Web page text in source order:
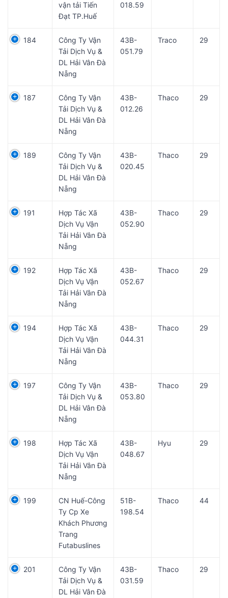
vận tải Tiến
Đạt TP.Huế
018.59
184
Công Ty Vận
Tải Dịch Vụ &
DL Hải Vân Đà
Nẵng
43B-
051.79
Traco 29
187
Công Ty Vận
Tải Dịch Vụ &
DL Hải Vân Đà
Nẵng
43B-
012.26
Thaco 29
189
Công Ty Vận
Tải Dịch Vụ &
DL Hải Vân Đà
Nẵng
43B-
020.45
Thaco 29
191
Hợp Tác Xã
Dịch Vụ Vận
Tải Hải Vân Đà
Nẵng
43B-
052.90
Thaco 29
192
Hợp Tác Xã
Dịch Vụ Vận
Tải Hải Vân Đà
Nẵng
43B-
052.67
Thaco 29
194
Hợp Tác Xã
Dịch Vụ Vận
Tải Hải Vân Đà
Nẵng
43B-
044.31
Thaco 29
197
Công Ty Vận
Tải Dịch Vụ &
DL Hải Vân Đà
Nẵng
43B-
053.80
Thaco 29
198
Hợp Tác Xã
Dịch Vụ Vận
Tải Hải Vân Đà
Nẵng
43B-
048.67
Hyu 29
199
CN Huế-Công
Ty Cp Xe
Khách Phương
Trang
Futabuslines
51B-
198.54
Thaco 44
201
Công Ty Vận
Tải Dịch Vụ &
DL Hải Vân Đà
43B-
031.59
Thaco 29